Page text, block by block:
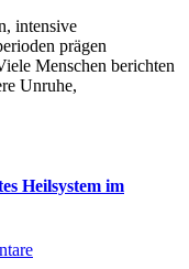
prägen
Menschen berichten
Unruhe,
Heilsystem im